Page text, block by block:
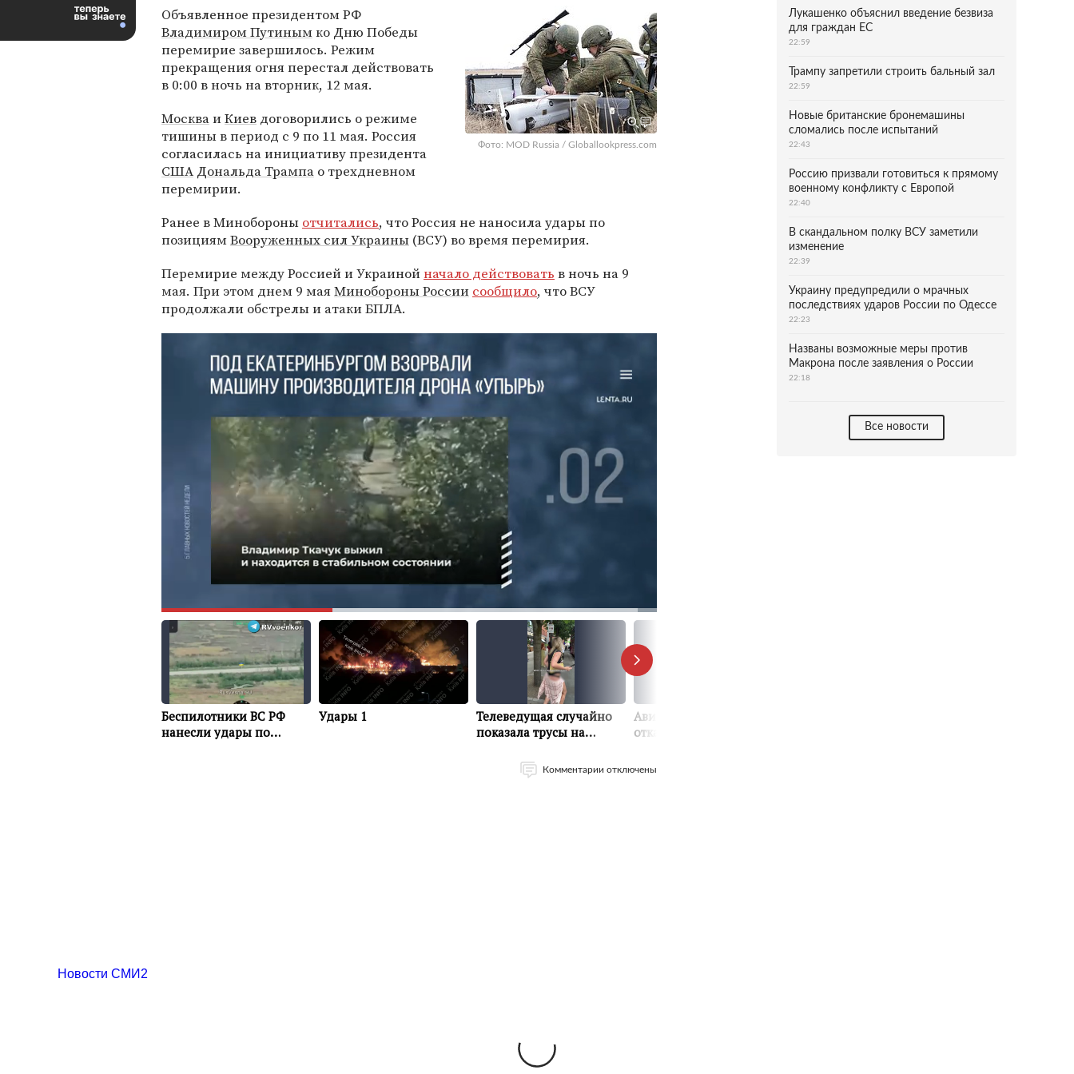
Фото: MOD Russia / Globallookpress.com
Объявленное президентом РФ
Владимиром Путинымко Дню Победы
перемирие завершилось. Режим
прекращения огня перестал действовать
в 0:00 в ночь на вторник, 12 мая.
МоскваиКиев договорились о режиме
тишины в период с 9 по 11 мая. Россия
согласилась на инициативу президента
США Дональда Трампа о трехдневном
перемирии.
Ранее в Минобороны отчитались, что Россия не наносила удары по
позициямВооруженных силУкраины (ВСУ) во время перемирия.
Перемирие между Россией и Украинойначало действовать в ночь на 9
мая. При этом днем 9 маяМинобороны России сообщило, что ВСУ
продолжали обстрелы и атаки БПЛА.
Комментарии отключены
Лукашенко объяснил введение безвиза
для граждан ЕС
22:59
Трампу запретили строить бальный зал
22:59
Новые британские бронемашины
сломались после испытаний
22:43
Россию призвали готовиться к прямому
военному конфликту с Европой
22:40
В скандальном полку ВСУ заметили
изменение
22:39
Украину предупредили о мрачных
последствиях ударов России по Одессе
22:23
Названы возможные меры против
Макрона после заявления о России
22:18
Все новости
Новости СМИ2